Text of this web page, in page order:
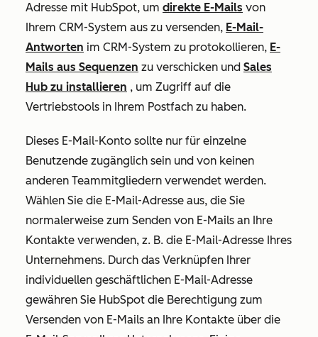
Adresse mit HubSpot, um direkte E-Mails von
Ihrem CRM-System aus zu versenden, E-Mail-
Antworten im CRM-System zu protokollieren, E-
Mails aus Sequenzen zu verschicken und Sales
Hub zu installieren , um Zugriff auf die
Vertriebstools in Ihrem Postfach zu haben.
Dieses E-Mail-Konto sollte nur für einzelne
Benutzende zugänglich sein und von keinen
anderen Teammitgliedern verwendet werden.
Wählen Sie die E-Mail-Adresse aus, die Sie
normalerweise zum Senden von E-Mails an Ihre
Kontakte verwenden, z. B. die E-Mail-Adresse Ihres
Unternehmens. Durch das Verknüpfen Ihrer
individuellen geschäftlichen E-Mail-Adresse
gewähren Sie HubSpot die Berechtigung zum
Versenden von E-Mails an Ihre Kontakte über die